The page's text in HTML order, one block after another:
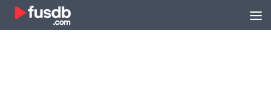
Zum Inhalt springen